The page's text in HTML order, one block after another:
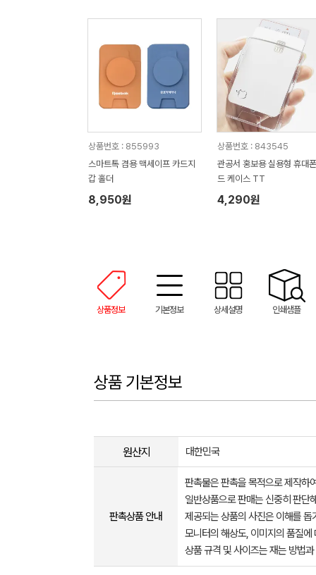
상품번호 : 855993
스마트톡 겸용 맥세이프 카드지
갑 홀더
8,950원
상품번호 : 843545
관공서 홍보용 실용형 휴대
드 케이스 TT
4,290원
상품정보 기본정보 상세설명 인쇄샘플
상품 기본정보
원산지 대한민국
판촉상품 안내
판촉물은 판촉을 목적으로 제작하
일반상품으로 판매는 신중히 판단
제공되는 상품의 사진은 이해를
모니터의 해상도, 이미지의 품질
상품 규격 및 사이즈는 재는 방법